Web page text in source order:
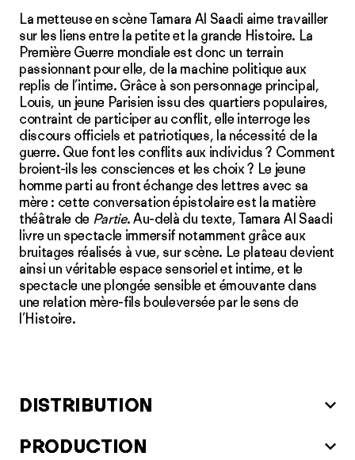
La metteuse en scène Tamara Al Saadi aime travailler
sur les liens entre la petite et la grande Histoire. La
Première Guerre mondiale est donc un terrain
passionnant pour elle, de la machine politique aux
replis de l’intime. Grâce à son personnage principal,
Louis, un jeune Parisien issu des quartiers populaires,
contraint de participer au conflit, elle interroge les
discours officiels et patriotiques, la nécessité de la
guerre. Que font les conflits aux individus ? Comment
broient-ils les consciences et les choix ? Le jeune
homme parti au front échange des lettres avec sa
mère : cette conversation épistolaire est la matière
théâtrale de Partie. Au-delà du texte, Tamara Al Saadi
livre un spectacle immersif notamment grâce aux
bruitages réalisés à vue, sur scène. Le plateau devient
ainsi un véritable espace sensoriel et intime, et le
spectacle une plongée sensible et émouvante dans
une relation mère-fils bouleversée par le sens de
l’Histoire.
DISTRIBUTION
PRODUCTION